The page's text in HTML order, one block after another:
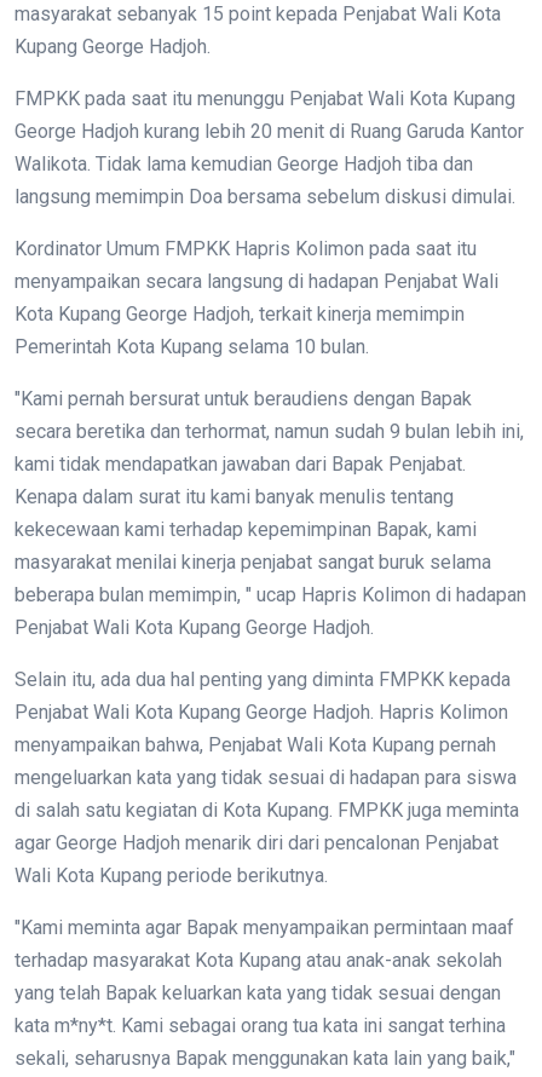
masyarakat sebanyak 15 point kepada Penjabat Wali Kota
Kupang George Hadjoh.
FMPKK pada saat itu menunggu Penjabat Wali Kota Kupang
George Hadjoh kurang lebih 20 menit di Ruang Garuda Kantor
Walikota. Tidak lama kemudian George Hadjoh tiba dan
langsung memimpin Doa bersama sebelum diskusi dimulai.
Kordinator Umum FMPKK Hapris Kolimon pada saat itu
menyampaikan secara langsung di hadapan Penjabat Wali
Kota Kupang George Hadjoh, terkait kinerja memimpin
Pemerintah Kota Kupang selama 10 bulan.
"Kami pernah bersurat untuk beraudiens dengan Bapak
secara beretika dan terhormat, namun sudah 9 bulan lebih ini,
kami tidak mendapatkan jawaban dari Bapak Penjabat.
Kenapa dalam surat itu kami banyak menulis tentang
kekecewaan kami terhadap kepemimpinan Bapak, kami
masyarakat menilai kinerja penjabat sangat buruk selama
beberapa bulan memimpin, " ucap Hapris Kolimon di hadapan
Penjabat Wali Kota Kupang George Hadjoh.
Selain itu, ada dua hal penting yang diminta FMPKK kepada
Penjabat Wali Kota Kupang George Hadjoh. Hapris Kolimon
menyampaikan bahwa, Penjabat Wali Kota Kupang pernah
mengeluarkan kata yang tidak sesuai di hadapan para siswa
di salah satu kegiatan di Kota Kupang. FMPKK juga meminta
agar George Hadjoh menarik diri dari pencalonan Penjabat
Wali Kota Kupang periode berikutnya.
"Kami meminta agar Bapak menyampaikan permintaan maaf
terhadap masyarakat Kota Kupang atau anak-anak sekolah
yang telah Bapak keluarkan kata yang tidak sesuai dengan
kata m*ny*t. Kami sebagai orang tua kata ini sangat terhina
sekali, seharusnya Bapak menggunakan kata lain yang baik,"